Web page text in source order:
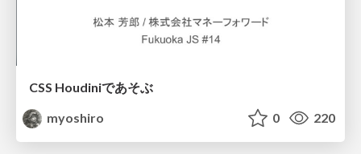
CSS Houdiniであそぶ
myoshiro
0 220